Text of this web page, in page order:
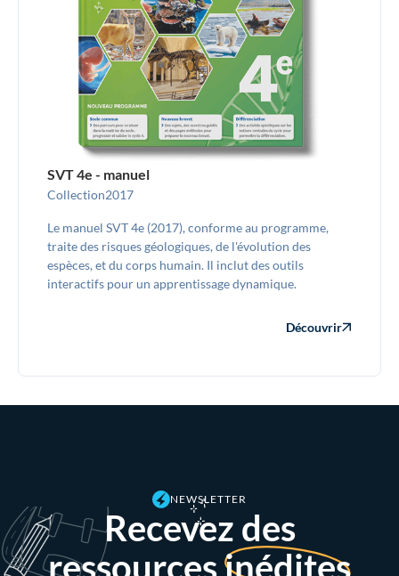
SVT 4e - manuel
Collection2017
Le manuel SVT 4e (2017), conforme au programme,
traite des risques géologiques, de l'évolution des
espèces, et du corps humain. Il inclut des outils
interactifs pour un apprentissage dynamique.
Découvrir
NEWSLETTER
Recevez des
ressourcesinédites